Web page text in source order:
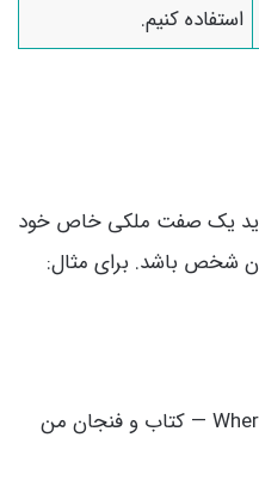
استفاده کنیم.
باید یک صفت ملکی خاص خود
شخص باشد. برای مثال:
?Where are my book and cup — کتاب و فنجان من